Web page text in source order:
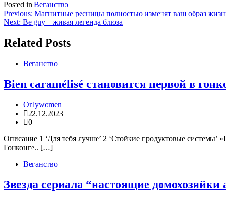
Posted in Веганство
Навигация
по
записям
Previous: Магнитные ресницы полностью изменят ваш образ
Next: Be guy – живая легенда блюза
Related Posts
Веганство
Bien caramélisé становится первой в
Onlywomen
22.12.2023
0
Описание 1 ‘Для тебя лучше’ 2 ‘Стойкие продуктовые системы’
Гонконге.. […]
Веганство
Звезда сериала “настоящие